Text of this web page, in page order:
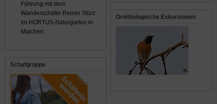
Ornithologische Exkursionen
Führung mit dem
Wanderschäfer Reiner Stürz
im HORTUS-Naturgarten in
Malchen
Schafgruppe